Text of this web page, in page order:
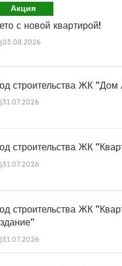
Акция
с новой квартирой!
03.08.2026
строительства ЖК "Дом
31.07.2026
строительства ЖК
31.07.2026
строительства ЖК
31.07.2026